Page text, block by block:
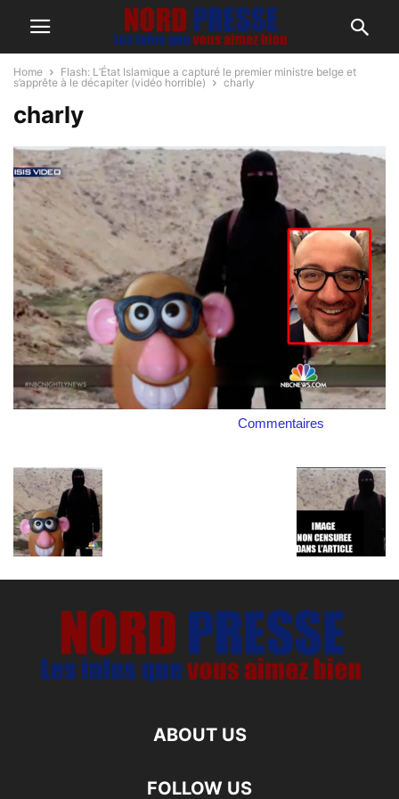
Home
Flash: L’État Islamique a capturé le premier ministre belge et
s’apprête à le décapiter (vidéo horrible)
charly
charly
Commentaires
ABOUT US
FOLLOW US